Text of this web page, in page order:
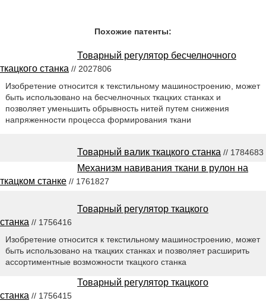
Похожие патенты:
Товарный регулятор бесчелночного
ткацкого станка // 2027806
Изобретение относится к текстильному машиностроению, может
быть использовано на бесчелночных ткацких станках и
позволяет уменьшить обрывность нитей путем снижения
напряженности процесса формирования ткани
Товарный валик ткацкого станка // 1784683
Механизм навивания ткани в рулон на
ткацком станке // 1761827
Товарный регулятор ткацкого
станка // 1756416
Изобретение относится к текстильному машиностроению, может
быть использовано на ткацких станках и позволяет расширить
ассортиментные возможности ткацкого станка
Товарный регулятор ткацкого
станка // 1756415